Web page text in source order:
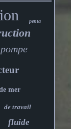
penta
mer
de travail
fluide